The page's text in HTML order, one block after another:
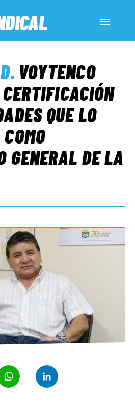
. VOYTENCO
QUE LO
GENERAL DE LA